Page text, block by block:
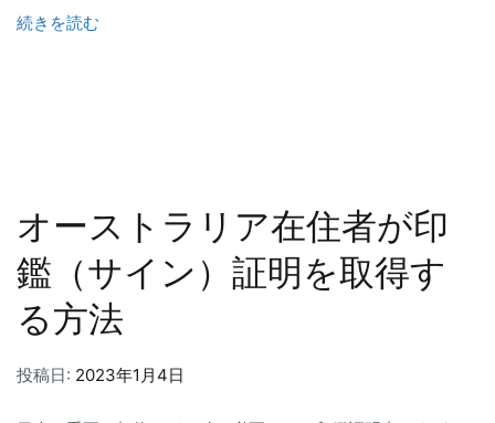
続きを読む
オーストラリア在住者が印
鑑（サイン）証明を取得す
る方法
投稿日: 2023年1月4日